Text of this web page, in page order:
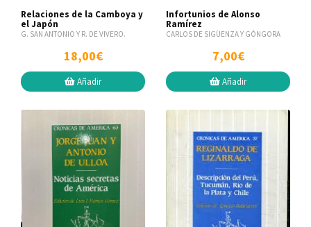
Relaciones de la Camboya y
el Japón
G. SAN ANTONIO Y R. DE VIVERO.
18,00€
Añadir
Infortunios de Alonso
Ramírez
CARLOS DE SIGÜENZA Y GÓNGORA
7,00€
Añadir